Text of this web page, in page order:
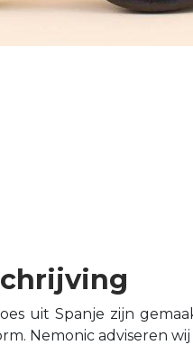
uit Spanje zijn
Nemonic adviseren